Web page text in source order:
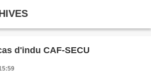
d'indu CAF-SECU